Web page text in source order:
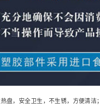
盘，安全卫生，不生锈，方便清洁；